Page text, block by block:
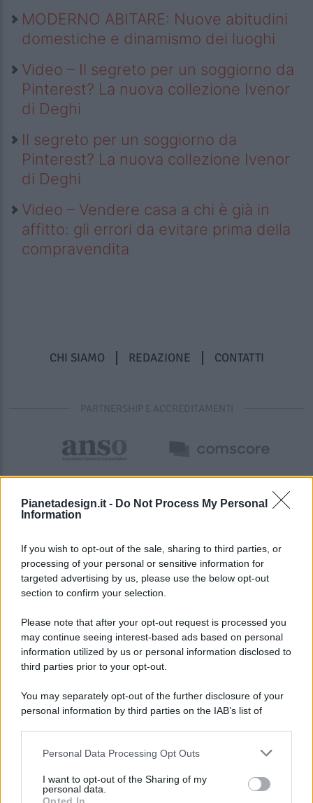
Pianetadesign.it - Do Not Process My Personal
Information
If you wish to opt-out of the sale, sharing to third parties, or
processing of your personal or sensitive information for
targeted advertising by us, please use the below opt-out
section to confirm your selection.
Please note that after your opt-out request is processed you
may continue seeing interest-based ads based on personal
information utilized by us or personal information disclosed to
third parties prior to your opt-out.
You may separately opt-out of the further disclosure of your
personal information by third parties on the IAB’s list of
This information may also be disclosed by us to third parties
disclose it to other third parties.
Personal Data Processing Opt Outs
I want to opt-out of the Sharing of my
personal data.
MODERNO ABITARE: Nuove abitudini
domestiche e dinamismo dei luoghi
Video – Il segreto per un soggiorno da
Pinterest? La nuova collezione Ivenor
di Deghi
Il segreto per un soggiorno da
Pinterest? La nuova collezione Ivenor
di Deghi
Video – Vendere casa a chi è già in
affitto: gli errori da evitare prima della
compravendita
CHI SIAMO REDAZIONE CONTATTI
PARTNERSHIP E ACCREDITAMENTI
© 2026 - Pianeta Design - P.IVA 04827280654 - Testata
Registrata Al Tribunale Di Nocera Inferiore N. 8/2020 - RG N.
ISCRIZIONE AL ROC N. 35792 – ISCRITTA ALL’ANSO
(ASSOCIAZIONE NAZIONALE STAMPA ONLINE)
PREFERENZE PRIVACY